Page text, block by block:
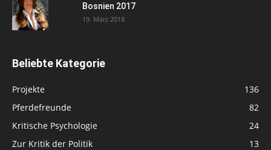
Bosnien 2017
19. März 2018
Beliebte Kategorie
Projekte
136
Pferdefreunde
82
Kritische Psychologie
24
Zur Kritik der Politik
13